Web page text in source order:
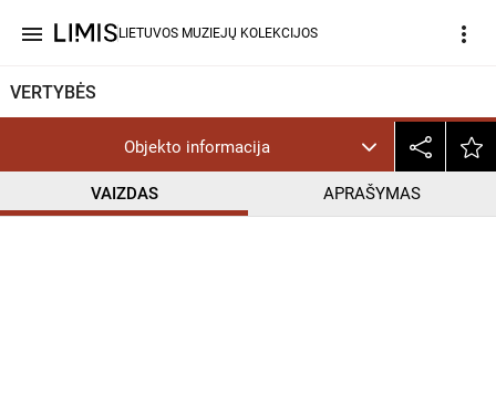
menu LIETUVOS MUZIEJŲ KOLEKCIJOS more_vert
VERTYBĖS
Objekto informacija
VAIZDAS APRAŠYMAS